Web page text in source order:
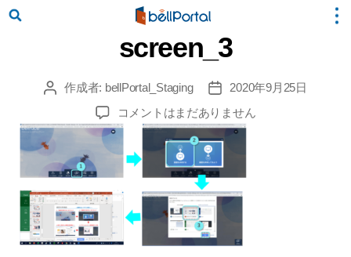
screen_3
投
者
作成者: bellPortal_Staging
投
稿
日
2020年9月25日
screen_3
へ
コメントはまだありません